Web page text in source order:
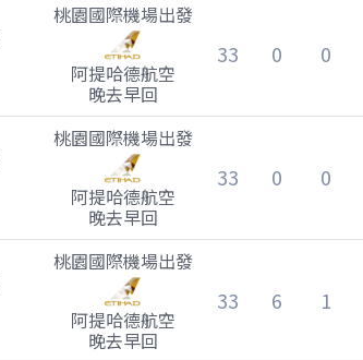
桃園國際機場出發
阿提哈德航空
晚去早回
33 0 0
桃園國際機場出發
阿提哈德航空
晚去早回
33 0 0
桃園國際機場出發
阿提哈德航空
晚去早回
33 6 1